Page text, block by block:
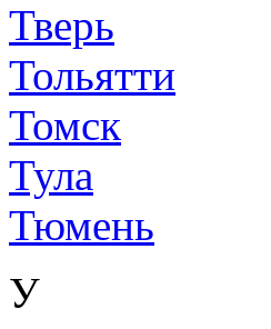
Тверь
Тольятти
Томск
Тула
Тюмень
У